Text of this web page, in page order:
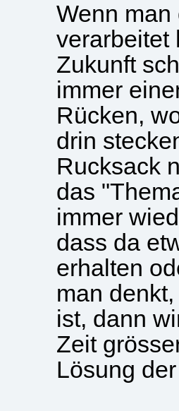
Wenn
verarbeitet
Zukunft
immer
Rücken,
drin
Rucksack
das
immer
dass da
erhalten
man
ist, dann
Zeit
Lösung